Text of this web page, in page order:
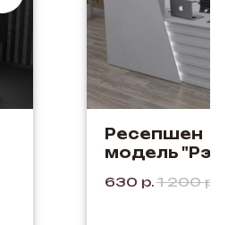
Ресепшен
модель
Серый
630 р. 1 200 р.